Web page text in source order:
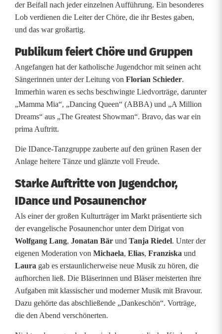
der Beifall nach jeder einzelnen Aufführung. Ein besonderes
Lob verdienen die Leiter der Chöre, die ihr Bestes gaben,
und das war großartig.
Publikum feiert Chöre und Gruppen
Angefangen hat der katholische Jugendchor mit seinen acht
Sängerinnen unter der Leitung von Florian Schieder.
Immerhin waren es sechs beschwingte Liedvorträge, darunter
„Mamma Mia“, „Dancing Queen“ (ABBA) und „A Million
Dreams“ aus „The Greatest Showman“. Bravo, das war ein
prima Auftritt.
Die IDance-Tanzgruppe zauberte auf den grünen Rasen der
Anlage heitere Tänze und glänzte voll Freude.
Starke Auftritte von Jugendchor,
IDance und Posaunenchor
Als einer der großen Kulturträger im Markt präsentierte sich
der evangelische Posaunenchor unter dem Dirigat von
Wolfgang Lang, Jonatan Bär und Tanja Riedel. Unter der
eigenen Moderation von Michaela, Elias, Franziska und
Laura gab es erstaunlicherweise neue Musik zu hören, die
aufhorchen ließ. Die Bläserinnen und Bläser meisterten ihre
Aufgaben mit klassischer und moderner Musik mit Bravour.
Dazu gehörte das abschließende „Dankeschön“. Vorträge,
die den Abend verschönerten.